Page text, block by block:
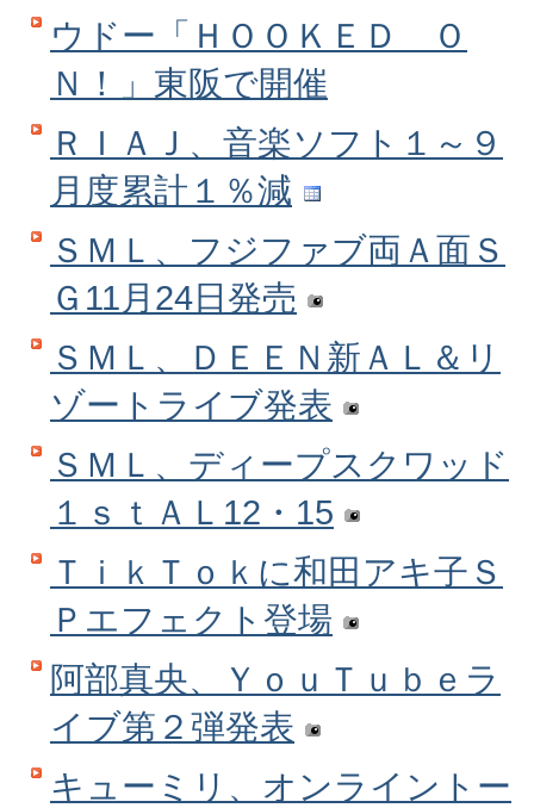
ウドー「ＨＯＯＫＥＤ Ｏ
Ｎ！」東阪で開催
ＲＩＡＪ、音楽ソフト１～９
月度累計１％減
ＳＭＬ、フジファブ両Ａ面Ｓ
Ｇ11月24日発売
ＳＭＬ、ＤＥＥＮ新ＡＬ＆リ
ゾートライブ発表
ＳＭＬ、ディープスクワッド
１ｓｔＡＬ12・15
ＴｉｋＴｏｋに和田アキ子Ｓ
Ｐエフェクト登場
阿部真央、ＹｏｕＴｕｂｅラ
イブ第２弾発表
キューミリ、オンライントー